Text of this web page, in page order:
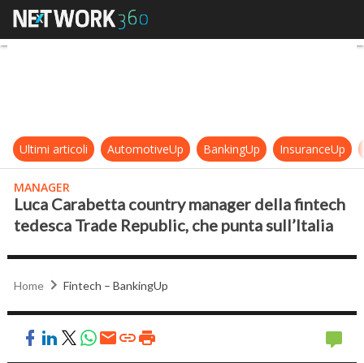
Luca Carabetta country manager
Ultimi articoli AutomotiveUp BankingUp InsuranceUp
MANAGER
Luca Carabetta country manager della fintech
tedesca Trade Republic, che punta sull’Italia
Home Fintech – BankingUp